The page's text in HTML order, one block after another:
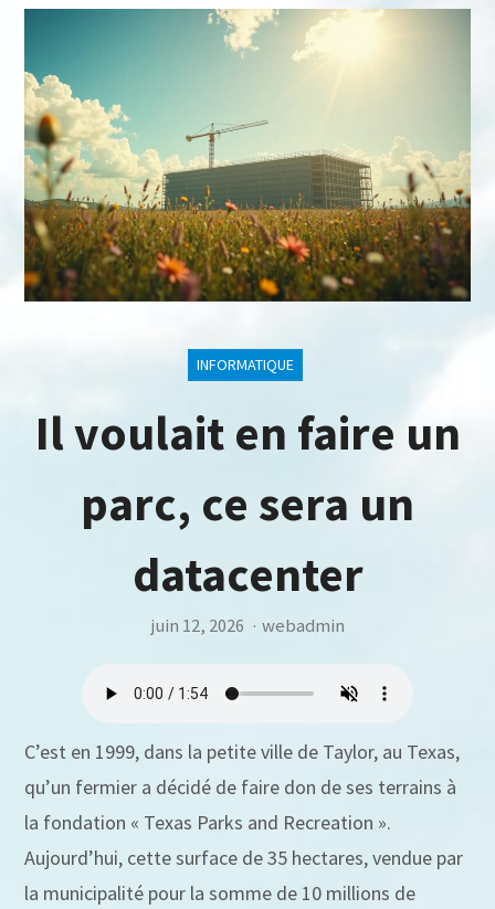
INFORMATIQUE
Il voulait en faire un
parc, ce sera un
datacenter
juin 12, 2026 · webadmin
C’est en 1999, dans la petite ville de Taylor, au Texas,
qu’un fermier a décidé de faire don de ses terrains à
la fondation « Texas Parks and Recreation ».
Aujourd’hui, cette surface de 35 hectares, vendue par
la municipalité pour la somme de 10 millions de